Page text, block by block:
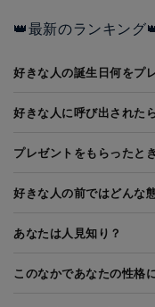
👑最新のランキング
好きな人の誕生日何をプ
好きな人に呼び出された
プレゼントをもらったと
好きな人の前ではどんな
あなたは人見知り？
このなかであなたの性格